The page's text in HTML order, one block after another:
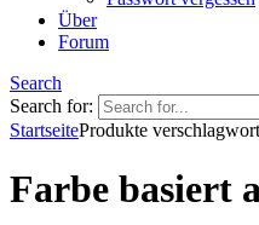
Über
Forum
Search
Search for:
StartseiteProdukte
Farbe basiert